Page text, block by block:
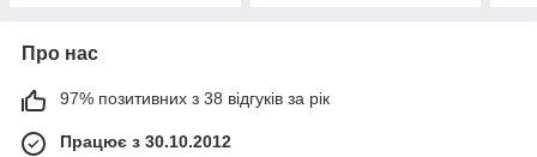
Про нас
97% позитивних з 38 відгуків за рік
Працює з 30.10.2012